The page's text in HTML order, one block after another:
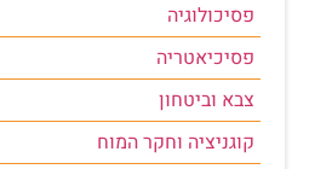
פסיכולוגיה
פסיכיאטריה
צבא וביטחון
קוגניציה וחקר המוח